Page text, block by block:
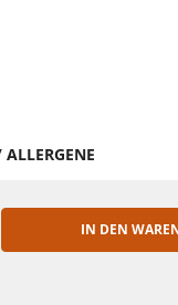
IN DEN